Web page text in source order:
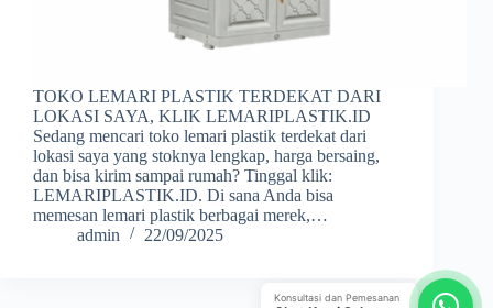
TOKO LEMARI PLASTIK TERDEKAT DARI
LOKASI SAYA, KLIK LEMARIPLASTIK.ID
Sedang mencari toko lemari plastik terdekat dari
lokasi saya yang stoknya lengkap, harga bersaing,
dan bisa kirim sampai rumah? Tinggal klik:
LEMARIPLASTIK.ID. Di sana Anda bisa
memesan lemari plastik berbagai merek,…
admin
22/09/2025
Konsultasi dan Pemesanan